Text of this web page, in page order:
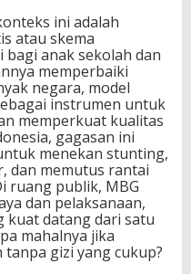
ini adalah
atau skema
bagi anak sekolah dan
memperbaiki
negara, model
instrumen untuk
memperkuat kualitas
gagasan ini
menekan stunting,
dan memutus rantai
ruang publik, MBG
dan pelaksanaan,
kuat datang dari satu
mahalnya jika
gizi yang cukup?